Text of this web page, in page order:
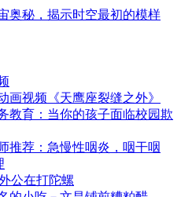
奥秘，揭示时空最初的模样
画视频《天鹰座裂缝之外》
教育：当你的孩子面临校园欺
推荐：急慢性咽炎，咽干咽
公在打陀螺